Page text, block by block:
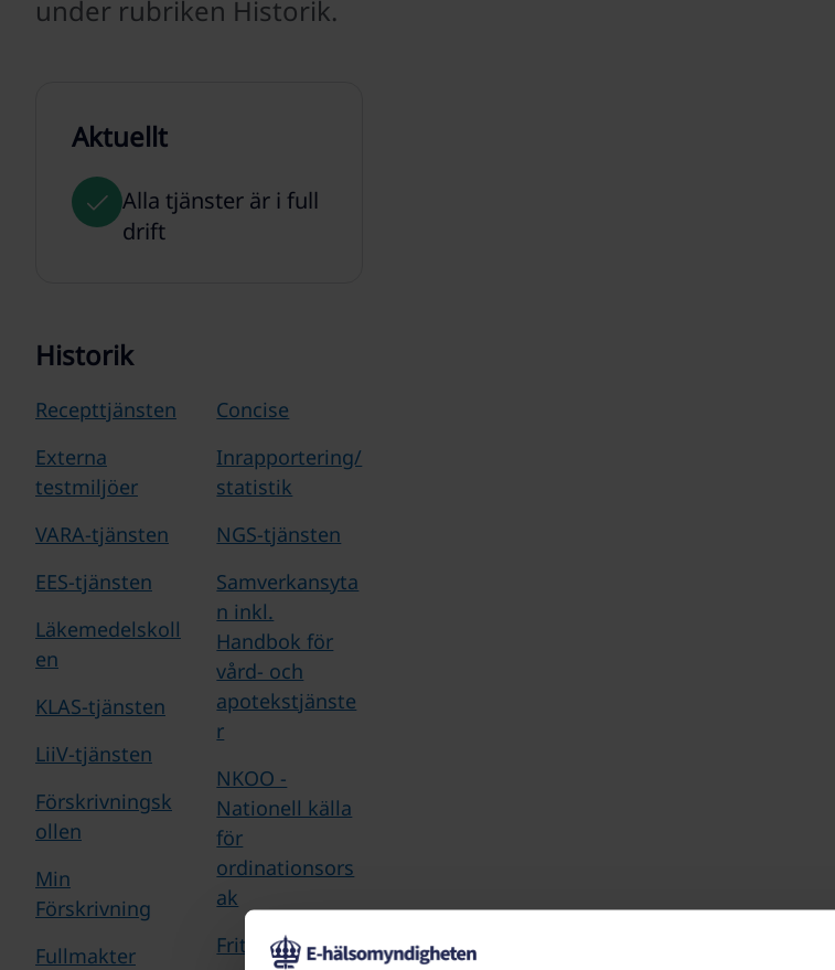
under rubriken Historik.
Aktuellt
Alla tjänster är i full
drift
Historik
Recepttjänsten
Externa
testmiljöer
VARA-tjänsten
EES-tjänsten
Läkemedelskoll
en
KLAS-tjänsten
LiiV-tjänsten
Förskrivningsk
ollen
Min
Förskrivning
Fullmakter
Concise
Inrapportering/
statistik
NGS-tjänsten
Samverkansyta
n inkl.
Handbok för
vård- och
apotekstjänste
r
NKOO -
Nationell källa
för
ordinationsors
ak
Fritidskortet